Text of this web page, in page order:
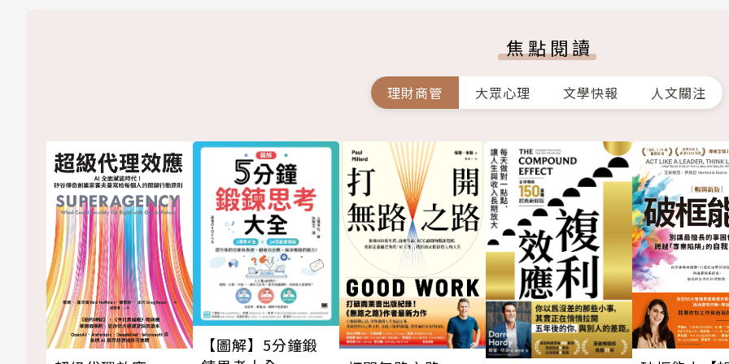
焦點閱讀
理財商管 大眾心理 文學快報 人文關注
【圖解】5分鐘鍛